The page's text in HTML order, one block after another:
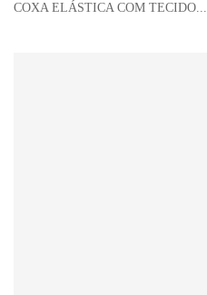
COXA ELÁSTICA COM TECIDO...